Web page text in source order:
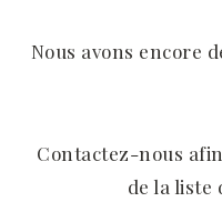
Nous avons encore
Contactez-nous
de la liste